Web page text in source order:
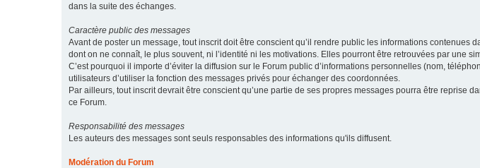
dans la suite des échanges.
Caractère public des messages
Avant de poster un message, tout inscrit doit être conscient qu’il rendre public les informations
dont on ne connaît, le plus souvent, ni l’identité ni les motivations. Elles pourront être retrouvées par une
C’est pourquoi il importe d’éviter la diffusion sur le Forum public d’informations personnelles (nom,
utilisateurs d’utiliser la fonction des messages privés pour échanger des coordonnées.
Par ailleurs, tout inscrit devrait être conscient qu’une partie de ses propres messages pourra être reprise
ce Forum.
Responsabilité des messages
Les auteurs des messages sont seuls responsables des informations qu'ils diffusent.
Modération du Forum